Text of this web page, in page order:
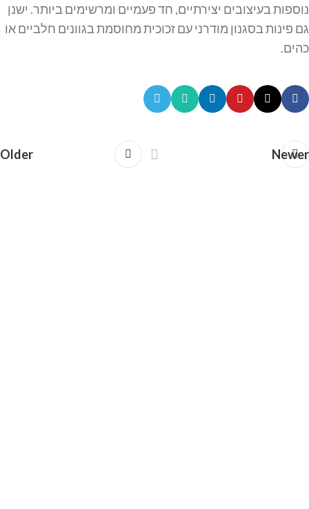
נוספות בעיצובים יצירתיים, חד פעמיים ומרשימים ביותר. ישנן
גם פינות בסגנון מודרני עם זכוכית מחוסמת בגוונים חלביים או
כהים.
Newer
Older